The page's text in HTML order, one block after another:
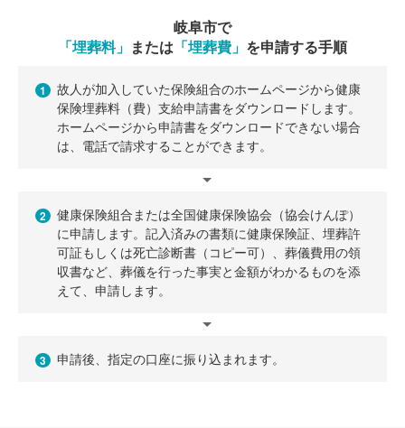
岐阜市で
「埋葬料」 または 「埋葬費」 を申請する手順
1
故人が加入していた保険組合のホームページから健康
保険埋葬料（費）支給申請書をダウンロードします。
ホームページから申請書をダウンロードできない場合
は、電話で請求することができます。
2
健康保険組合または全国健康保険協会（協会けんぽ）
に申請します。記入済みの書類に健康保険証、埋葬許
可証もしくは死亡診断書（コピー可）、葬儀費用の領
収書など、葬儀を行った事実と金額がわかるものを添
えて、申請します。
3 申請後、指定の口座に振り込まれます。